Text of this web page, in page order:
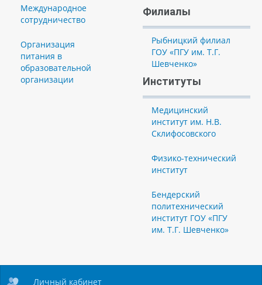
Международное
сотрудничество
Организация
питания в
образовательной
организации
Филиалы
Рыбницкий филиал
ГОУ «ПГУ им. Т.Г.
Шевченко»
Институты
Медицинский
институт им. Н.В.
Склифосовского
Физико-технический
институт
Бендерский
политехнический
институт ГОУ «ПГУ
им. Т.Г. Шевченко»
Личный кабинет